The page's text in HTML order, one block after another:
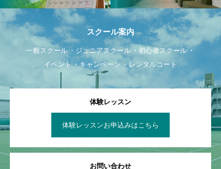
スクール案内
一般スクール ジュニアスクール
初心者スクール
イベント
キャンペーン レンタルコート
体験レッスン
体験レッスンお申込みはこちら
お問い合わせ